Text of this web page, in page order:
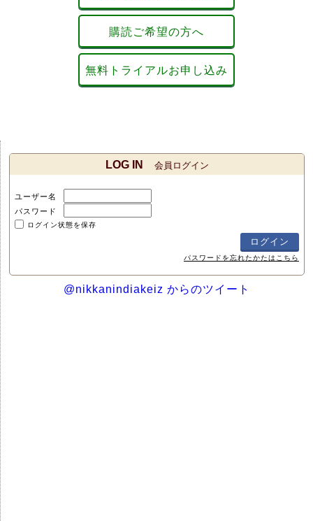
購読ご希望の方へ
無料トライアルお申し込み
LOG IN 会員ログイン
ユーザー名
パスワード
ログイン状態を保存
パスワードを忘れたかたはこちら
@nikkanindiakeiz からのツイート